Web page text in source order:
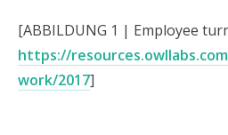
[ABBILDUNG 1 | Employee
https://
work/2017]